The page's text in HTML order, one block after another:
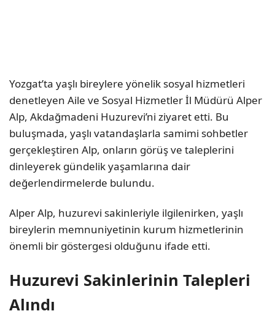
Yozgat’ta yaşlı bireylere yönelik sosyal hizmetleri
denetleyen Aile ve Sosyal Hizmetler İl Müdürü Alper
Alp, Akdağmadeni Huzurevi’ni ziyaret etti. Bu
buluşmada, yaşlı vatandaşlarla samimi sohbetler
gerçekleştiren Alp, onların görüş ve taleplerini
dinleyerek gündelik yaşamlarına dair
değerlendirmelerde bulundu.
Alper Alp, huzurevi sakinleriyle ilgilenirken, yaşlı
bireylerin memnuniyetinin kurum hizmetlerinin
önemli bir göstergesi olduğunu ifade etti.
Huzurevi Sakinlerinin Talepleri
Alındı